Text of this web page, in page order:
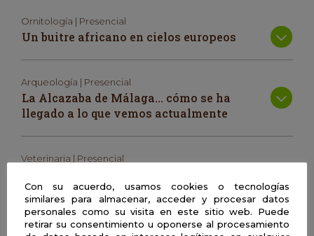
Ornitología | Presencial
Un buitre africano en cielos europeos
Arqueología | Presencial
La Alcazaba de Málaga… cómo se ha
llegado a lo que vemos actualmente
Veterinaria | Presencial
especies en peligro, control de
enfermedades, delitos contra la fauna
Con su acuerdo, usamos cookies o tecnologías
similares para almacenar, acceder y procesar datos
personales como su visita en este sitio web. Puede
retirar su consentimiento u oponerse al procesamiento